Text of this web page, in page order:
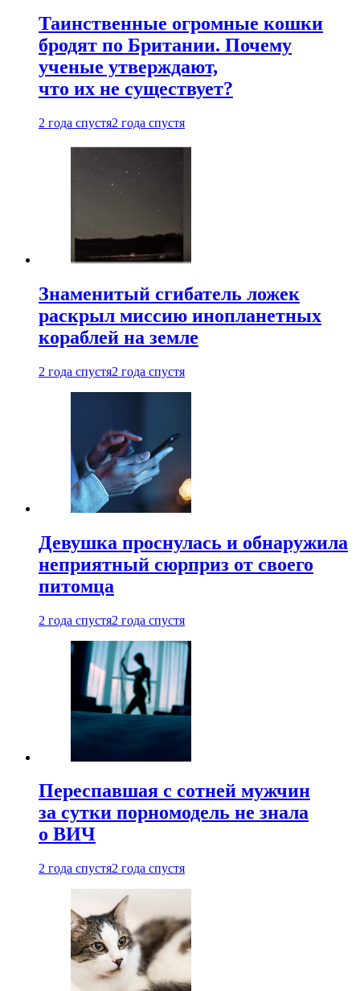
Таинственные огромные кошки
бродят по Британии. Почему
ученые утверждают,
что их не существует?
2 года спустя2 года спустя
Знаменитый сгибатель ложек
раскрыл миссию инопланетных
кораблей на земле
2 года спустя2 года спустя
Девушка проснулась и обнаружила
неприятный сюрприз от своего
питомца
2 года спустя2 года спустя
Переспавшая с сотней мужчин
за сутки порномодель не знала
о ВИЧ
2 года спустя2 года спустя